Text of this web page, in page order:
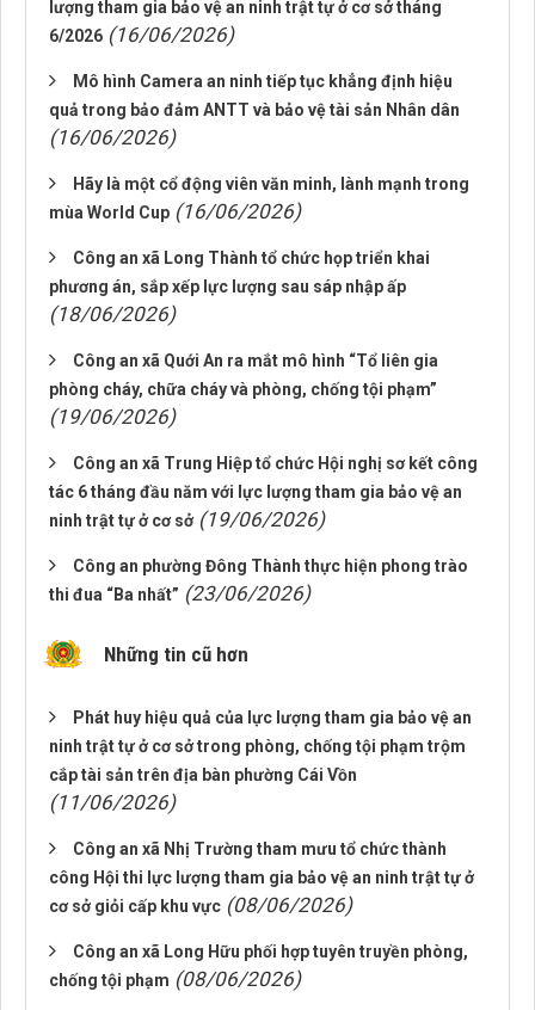
lượng tham gia bảo vệ an ninh trật tự ở cơ sở tháng
6/2026 (16/06/2026)
Mô hình Camera an ninh tiếp tục khẳng định hiệu
quả trong bảo đảm ANTT và bảo vệ tài sản Nhân dân
(16/06/2026)
Hãy là một cổ động viên văn minh, lành mạnh trong
mùa World Cup (16/06/2026)
Công an xã Long Thành tổ chức họp triển khai
phương án, sắp xếp lực lượng sau sáp nhập ấp
(18/06/2026)
Công an xã Quới An ra mắt mô hình “Tổ liên gia
phòng cháy, chữa cháy và phòng, chống tội phạm”
(19/06/2026)
Công an xã Trung Hiệp tổ chức Hội nghị sơ kết công
tác 6 tháng đầu năm với lực lượng tham gia bảo vệ an
ninh trật tự ở cơ sở (19/06/2026)
Công an phường Đông Thành thực hiện phong trào
thi đua “Ba nhất” (23/06/2026)
Những tin cũ hơn
Phát huy hiệu quả của lực lượng tham gia bảo vệ an
ninh trật tự ở cơ sở trong phòng, chống tội phạm trộm
cắp tài sản trên địa bàn phường Cái Vồn
(11/06/2026)
Công an xã Nhị Trường tham mưu tổ chức thành
công Hội thi lực lượng tham gia bảo vệ an ninh trật tự ở
cơ sở giỏi cấp khu vực (08/06/2026)
Công an xã Long Hữu phối hợp tuyên truyền phòng,
chống tội phạm (08/06/2026)